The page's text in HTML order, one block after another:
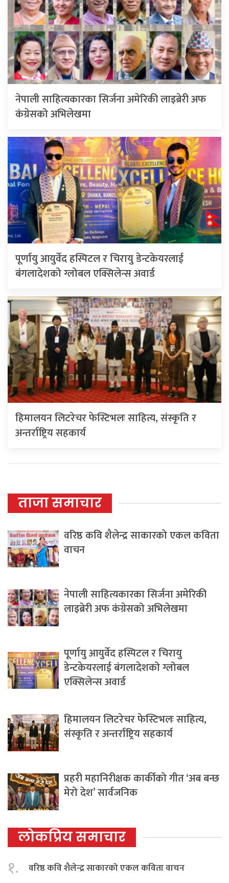
नेपाली साहित्यकारका सिर्जना अमेरिकी लाइब्रेरी अफ
कंग्रेसको अभिलेखमा
पूर्णायु आयुर्वेद हस्पिटल र चिरायु डेन्टकेयरलाई
बंगलादेशको ग्लोबल एक्सिलेन्स अवार्ड
हिमालयन लिटरेचर फेस्टिभलः साहित्य, संस्कृति र
अन्तर्राष्ट्रिय सहकार्य
ताजा समाचार
वरिष्ठ कवि शैलेन्द्र साकारको एकल कविता
वाचन
नेपाली साहित्यकारका सिर्जना अमेरिकी
लाइब्रेरी अफ कंग्रेसको अभिलेखमा
पूर्णायु आयुर्वेद हस्पिटल र चिरायु
डेन्टकेयरलाई बंगलादेशको ग्लोबल
एक्सिलेन्स अवार्ड
हिमालयन लिटरेचर फेस्टिभलः साहित्य,
संस्कृति र अन्तर्राष्ट्रिय सहकार्य
प्रहरी महानिरीक्षक कार्कीको गीत ‘अब बन्छ
मेरो देश’ सार्वजनिक
लोकप्रिय समाचार
१. वरिष्ठ कवि शैलेन्द्र साकारको एकल कविता वाचन